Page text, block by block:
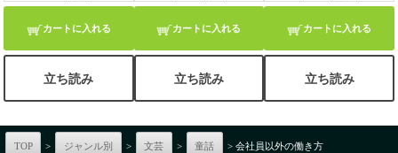
カートに入れる
立ち読み
カートに入れる
立ち読み
カートに入れる
立ち読み
TOP > ジャンル別 > 文芸 > 童話 > 会社員以外の働き方